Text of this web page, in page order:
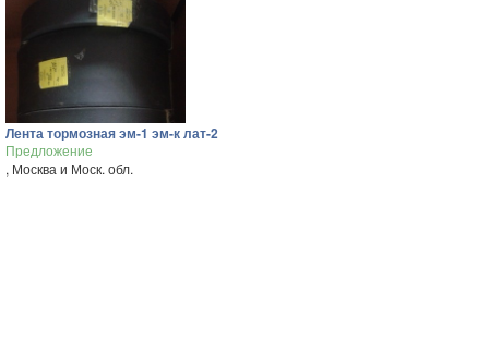
Лента тормозная эм-1 эм-к лат-2
Предложение
, Москва и Моск. обл.